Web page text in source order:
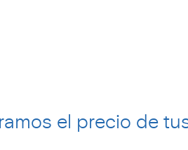
el precio de